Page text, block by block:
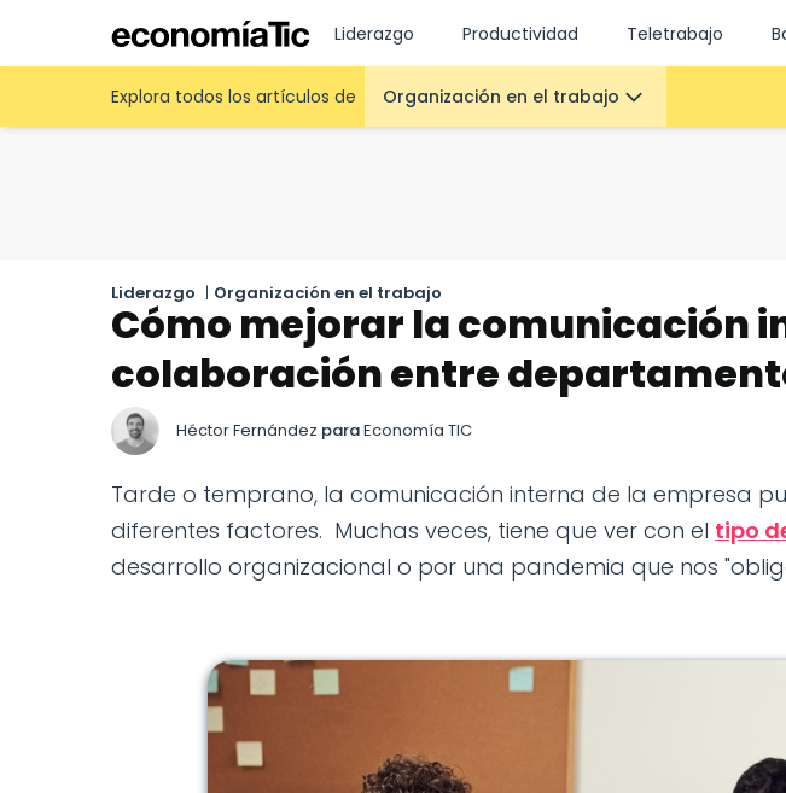
Liderazgo Productividad Teletrabajo
Explora todos los artículos de Organización en el trabajo
Liderazgo | Organización en el trabajo
Cómo mejorar la comunicación
colaboración entre
Héctor Fernández paraEconomía TIC
Tarde o temprano, la comunicación interna de la empresa
diferentes factores. Muchas veces, tiene que ver con el tipo
desarrollo organizacional o por una pandemia que nos